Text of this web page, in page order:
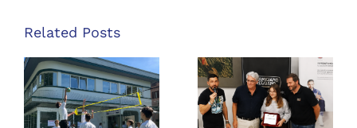
Related Posts